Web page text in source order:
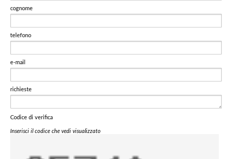
cognome
telefono
e-mail
richieste
Codice di verifica
Inserisci il codice che vedi visualizzato